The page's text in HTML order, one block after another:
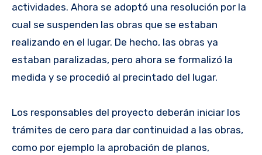
actividades. Ahora se adoptó una resolución por la
cual se suspenden las obras que se estaban
realizando en el lugar. De hecho, las obras ya
estaban paralizadas, pero ahora se formalizó la
medida y se procedió al precintado del lugar.
Los responsables del proyecto deberán iniciar los
trámites de cero para dar continuidad a las obras,
como por ejemplo la aprobación de planos,